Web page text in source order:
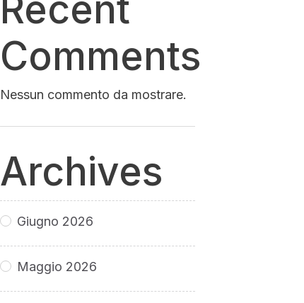
Comments
Nessun commento da mostrare.
Archives
Giugno 2026
Maggio 2026